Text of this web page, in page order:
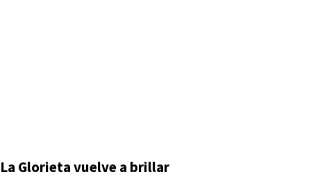
La Glorieta vuelve a brillar